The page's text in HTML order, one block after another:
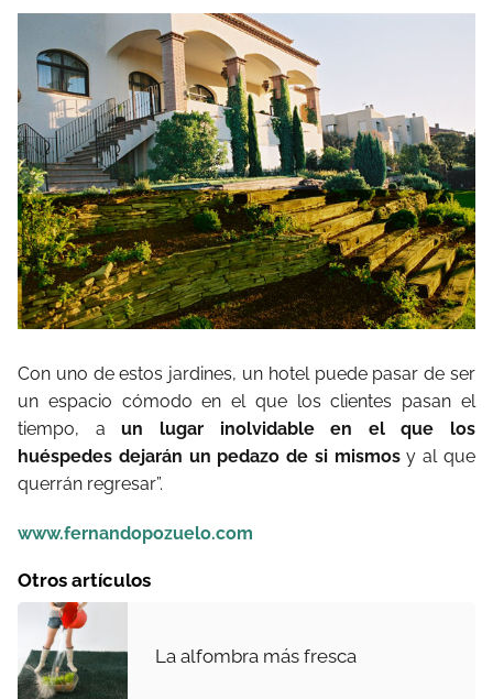
Con uno de estos jardines, un hotel puede pasar de ser
un espacio cómodo en el que los clientes pasan el
tiempo, aun lugar inolvidable en el que los
huéspedes dejarán un pedazo de si mismosy al que
querrán regresar”.
www.fernandopozuelo.com
Otros artículos
La alfombra más fresca